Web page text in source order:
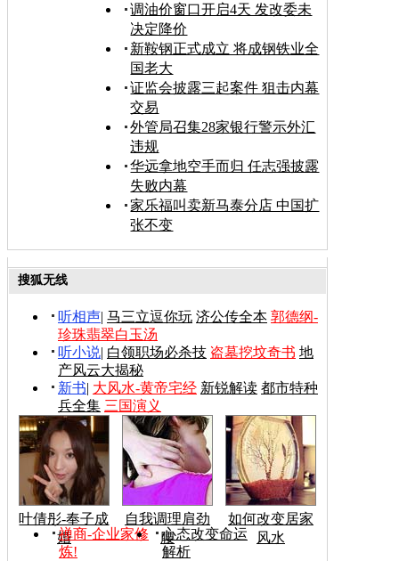
调油价窗口开启4天 发改委未
决定降价
新鞍钢正式成立 将成钢铁业全
国老大
证监会披露三起案件 狙击内幕
交易
外管局召集28家银行警示外汇
违规
华远拿地空手而归 任志强披露
失败内幕
家乐福叫卖新马泰分店 中国扩
张不变
搜狐无线
听相声| 马三立逗你玩 济公传全本 郭德纲-
珍珠翡翠白玉汤
听小说| 白领职场必杀技 盗墓挖坟奇书 地
产风云大揭秘
新书| 大风水-黄帝宅经 新锐解读 都市特种
兵全集 三国演义
叶倩彤-奉子成
婚
自我调理肩劲
腰
如何改变居家
风水
禅商-企业家修
炼!
心态改变命运
解析